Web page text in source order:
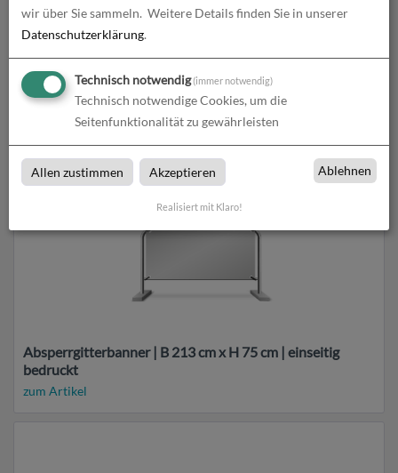
Absperrgitterbanner | B 183 cm x H 75 cm | einseitig
Absperrgitterbanner | B 213 cm x H 75 cm | einseitig
bedruckt
zum Artikel
wir über Sie sammeln. Weitere Details finden Sie in unserer
Datenschutzerklärung.
Technisch notwendig(immer notwendig)
Technisch notwendige Cookies, um die
Seitenfunktionalität zu gewährleisten
Allen zustimmen Akzeptieren Ablehnen
Realisiert mit Klaro!